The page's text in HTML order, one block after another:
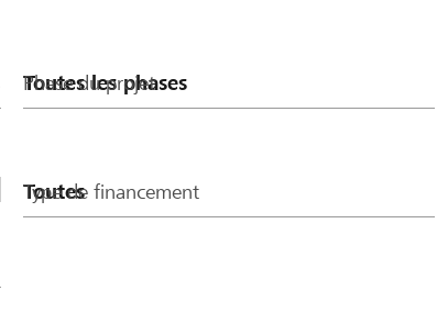
Phase du projet
Type de financement